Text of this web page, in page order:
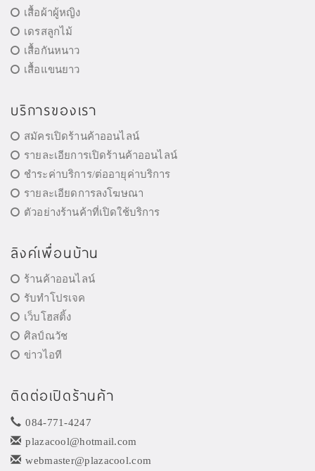
เสื้อผ้าผู้หญิง
เดรสลูกไม้
เสื้อกันหนาว
เสื้อแขนยาว
บริการของเรา
สมัครเปิดร้านค้าออนไลน์
รายละเอียการเปิดร้านค้าออนไลน์
ชำระค่าบริการ/ต่ออายุค่าบริการ
รายละเอียดการลงโฆษณา
ตัวอย่างร้านค้าที่เปิดใช้บริการ
ลิงค์เพื่อนบ้าน
ร้านค้าออนไลน์
รับทำโปรเจค
เว็บโฮสติ้ง
ศิลป์ณวัช
ข่าวไอที
ติดต่อเปิดร้านค้า
084-771-4247
plazacool@hotmail.com
webmaster@plazacool.com